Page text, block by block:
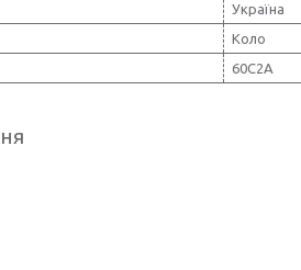
Україна
Коло
60С2А